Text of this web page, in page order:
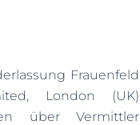
Frauenfeld
London (UK)
über Vermittler